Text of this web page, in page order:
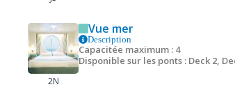
2N
Vue mer
Description
Capacitée maximum : 4
Disponible sur les ponts : Deck 2,